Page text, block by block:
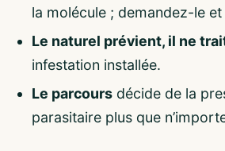
la molécule ; demandez-le
Le naturel prévient, il ne
infestation installée.
Le parcours décide de la
parasitaire plus que